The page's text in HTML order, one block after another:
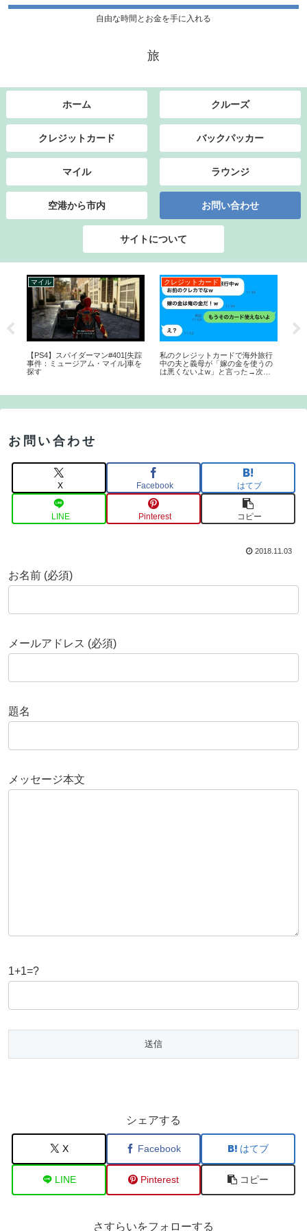
自由な時間とお金を手に入れる
旅
ホーム クルーズ
クレジットカード バックパッカー
マイル ラウンジ
空港から市内 お問い合わせ
サイトについて
マイル
【PS4】スパイダーマン#401[失踪
事件：ミュージアム・マイル]車を
探す
クレジットカード
私のクレジットカードで海外旅行
中の夫と義母が「嫁の金を使うの
は悪くないよw」と言った→次の
お問い合わせ
X Facebook はてブ
LINE Pinterest コピー
2018.11.03
お名前 (必須)
メールアドレス (必須)
題名
メッセージ本文
1+1=?
シェアする
X Facebook はてブ
LINE Pinterest コピー
さすらいをフォローする